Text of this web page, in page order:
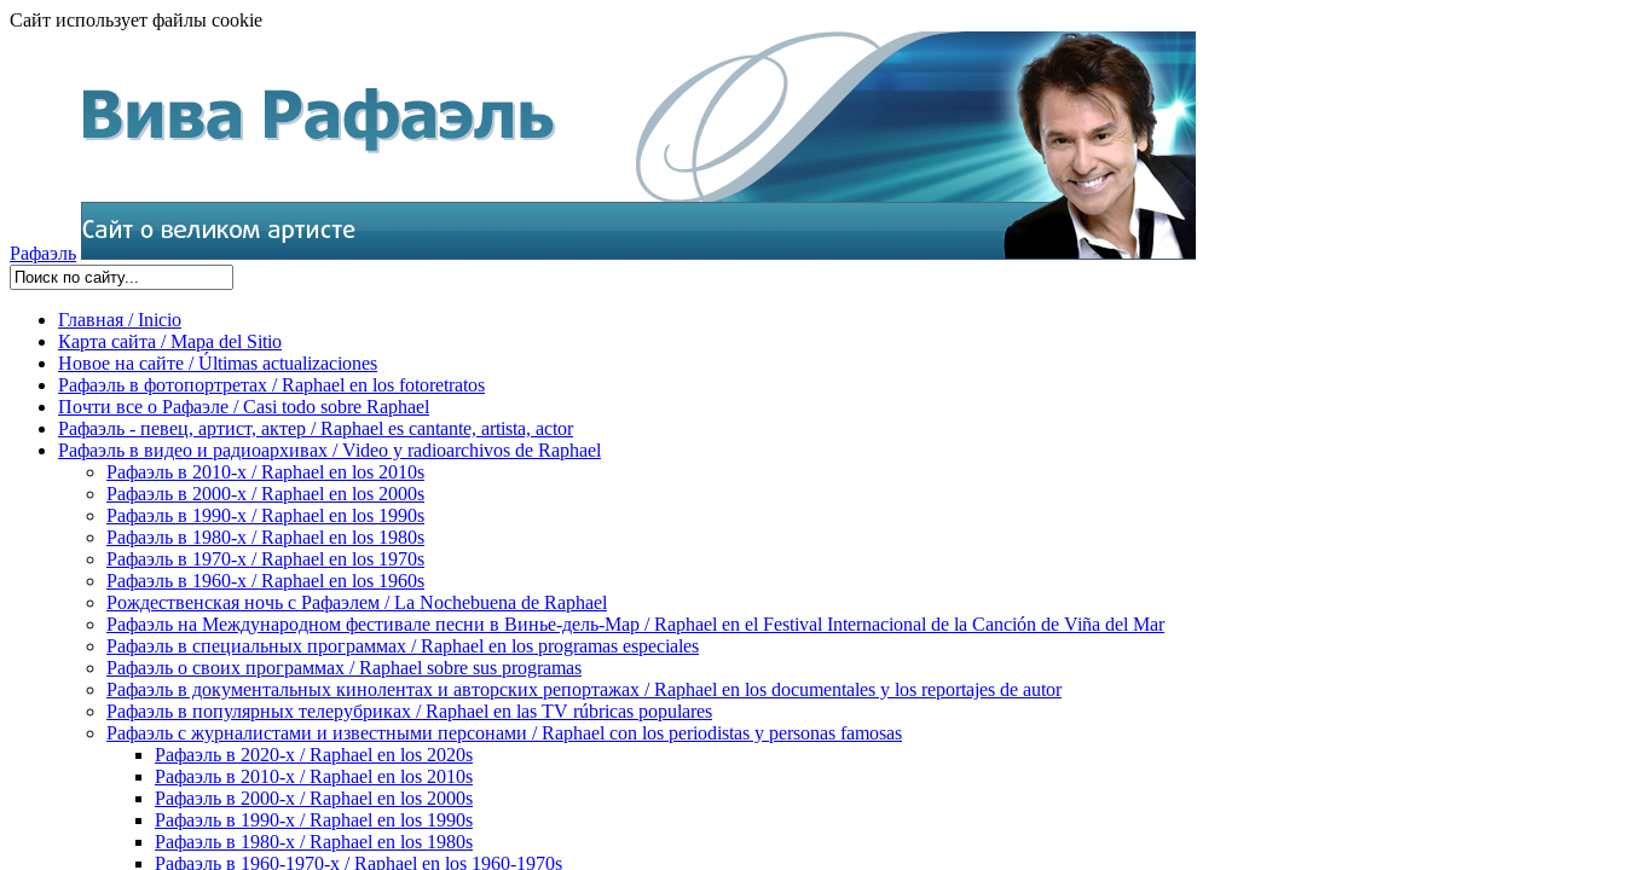
Сайт использует файлы cookie
Рафаэль
Главная / Inicio
Карта сайта / Mapa del Sitio
Новое на сайте / Últimas actualizaciones
Рафаэль в фотопортретах / Raphael en los fotoretratos
Почти все о Рафаэле / Casi todo sobre Raphael
Рафаэль - певец, артист, актер / Raphael es cantante, artista, actor
Рафаэль в видео и радиоархивах / Video y radioarchivos de Raphael
Рафаэль в 2010-х / Raphael en los 2010s
Рафаэль в 2000-х / Raphael en los 2000s
Рафаэль в 1990-х / Raphael en los 1990s
Рафаэль в 1980-х / Raphael en los 1980s
Рафаэль в 1970-х / Raphael en los 1970s
Рафаэль в 1960-х / Raphael en los 1960s
Рождественская ночь с Рафаэлем / La Nochebuena de Raphael
Рафаэль на Международном фестивале песни в Винье-дель-Мар / Raphael en el Festival Internacional de la Canción de Viña del Mar
Рафаэль в специальных программах / Raphael en los programas especiales
Рафаэль о своих программах / Raphael sobre sus programas
Рафаэль в документальных кинолентах и авторских репортажах / Raphael en los documentales y los reportajes de autor
Рафаэль в популярных телерубриках / Raphael en las TV rúbricas populares
Рафаэль с журналистами и известными персонами / Raphael con los periodistas y personas famosas
Рафаэль в 2020-х / Raphael en los 2020s
Рафаэль в 2010-х / Raphael en los 2010s
Рафаэль в 2000-х / Raphael en los 2000s
Рафаэль в 1990-х / Raphael en los 1990s
Рафаэль в 1980-х / Raphael en los 1980s
Рафаэль в 1960-1970-х / Raphael en los 1960-1970s